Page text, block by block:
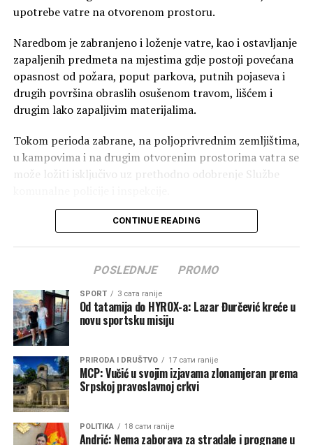
upotrebe vatre na otvorenom prostoru.
Naredbom je zabranjeno i loženje vatre, kao i ostavljanje
zapaljenih predmeta na mjestima gdje postoji povećana
opasnost od požara, poput parkova, putnih pojaseva i
drugih površina obraslih osušenom travom, lišćem i
drugim lako zapaljivim materijalima.
Tokom perioda zabrane, na poljoprivrednim zemljištima,
u kampovima i na drugim otvorenim prostorima vatra se
može ložiti isključivo uz prethodno odobrenje Službe
Iz Opštine Zeta upozoravaju da će sva pravna i fizička
odredbama Zakona o zaštiti i spašavanju.
Nadležni apeluju na građane da poštuju propisane mjere
kako bi zajednički doprinijeli očuvanju bezbjednosti ljudi,
zaštiti imovine i prirodnih dobara, te smanjenju rizika od
požara u predstojećem ljetnjem periodu.
CONTINUE READING
POSLEDNJE PROMO
SPORT 3 сата ranije
Od tatamija do HYROX-a: Lazar Đurčević kreće u
novu sportsku misiju
PRIRODA I DRUŠTVO 17 сати ranije
MCP: Vučić u svojim izjavama zlonamjeran prema
Srpskoj pravoslavnoj crkvi
POLITIKA 18 сати ranije
Andrić: Nema zaborava za stradale i prognane u